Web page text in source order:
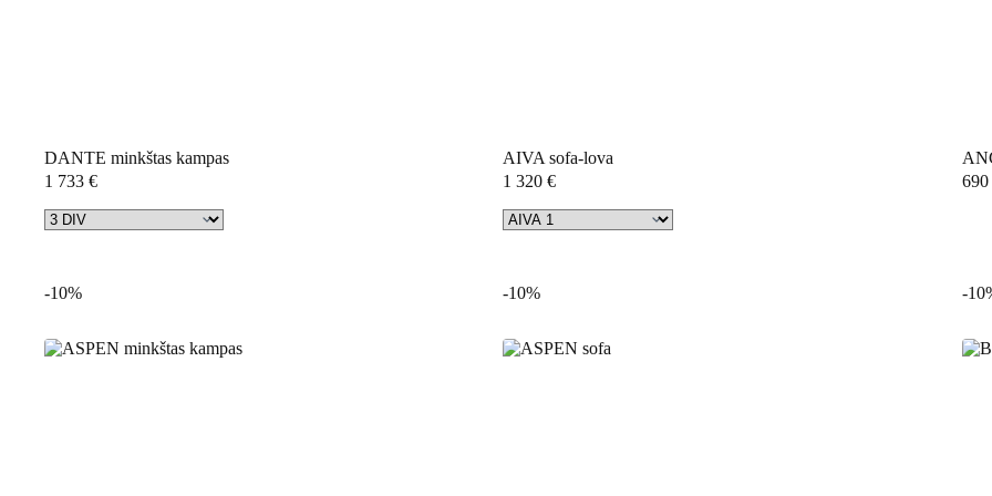
DANTE minkštas kampas
1 733 €
AIVA sofa-lova
1 320€
690
-10% -10% -